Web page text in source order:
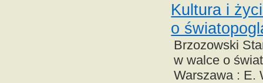
Kultura i
o
Brzozowski
w walce o
Warszawa : E.